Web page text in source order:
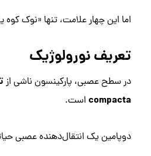
اما این چهار علامت، تنها «نوک
تعریف نورولوژیک
در سطح عصبی، پارکینسون ناشی از
compactaاست.
دوپامین یک انتقال‌دهنده عصبی